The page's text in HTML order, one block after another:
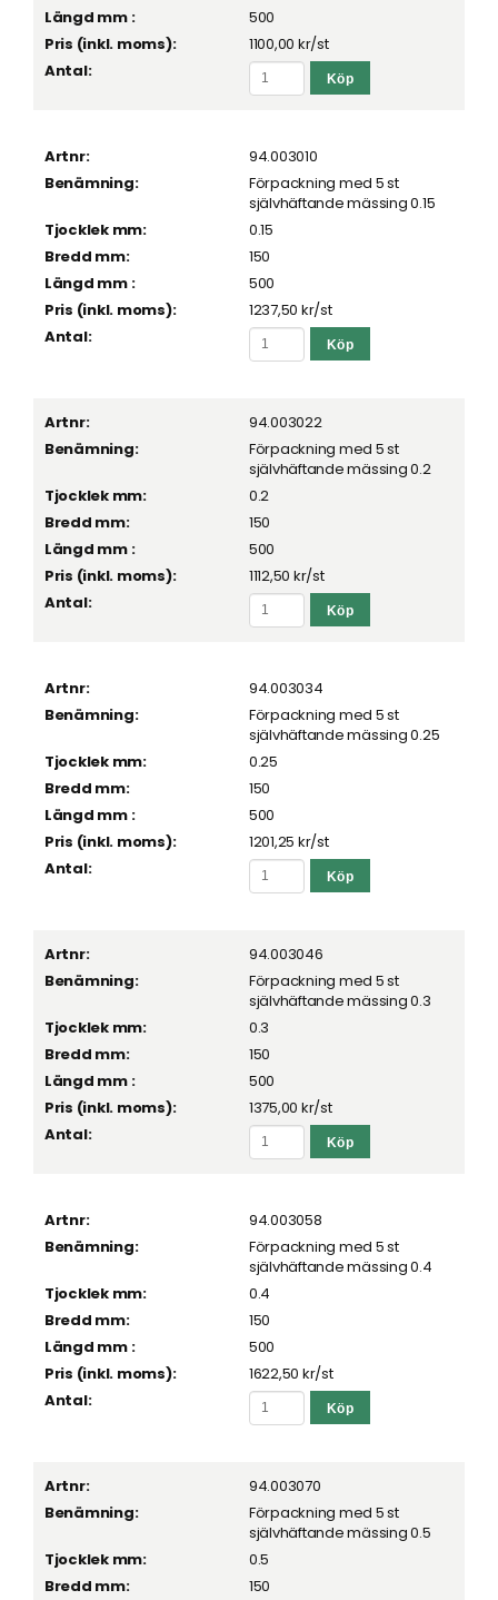
500
1100,00 kr/st
94.003010
Förpackning med 5 st
självhäftande mässing 0.15
0.15
150
500
1237,50 kr/st
94.003022
Förpackning med 5 st
självhäftande mässing 0.2
0.2
150
500
1112,50 kr/st
94.003034
Förpackning med 5 st
självhäftande mässing 0.25
0.25
150
500
1201,25 kr/st
94.003046
Förpackning med 5 st
självhäftande mässing 0.3
0.3
150
500
1375,00 kr/st
94.003058
Förpackning med 5 st
självhäftande mässing 0.4
0.4
150
500
1622,50 kr/st
94.003070
Förpackning med 5 st
självhäftande mässing 0.5
0.5
150